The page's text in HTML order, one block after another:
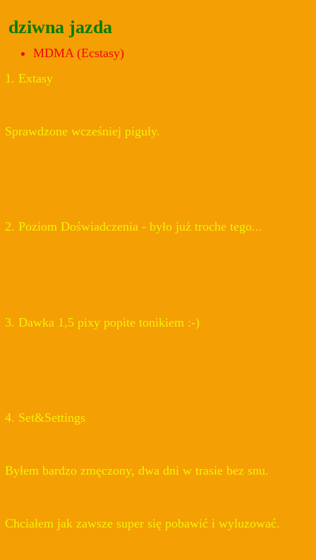
dziwna jazda
MDMA (Ecstasy)
1. Extasy
Sprawdzone wcześniej piguły.
2. Poziom Doświadczenia - było już troche tego...
3. Dawka 1,5 pixy popite tonikiem :-)
4. Set&Settings
Byłem bardzo zmęczony, dwa dni w trasie bez snu.
Chciałem jak zawsze super się pobawić i wyluzować.